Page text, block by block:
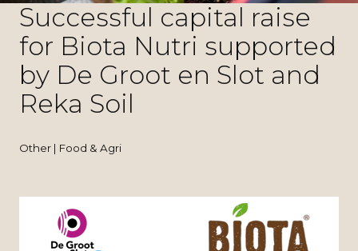
Successful capital raise
for Biota Nutri supported
by De Groot en Slot and
Reka Soil
Other | Food & Agri